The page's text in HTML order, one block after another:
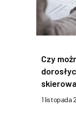
Czy
1 listopada